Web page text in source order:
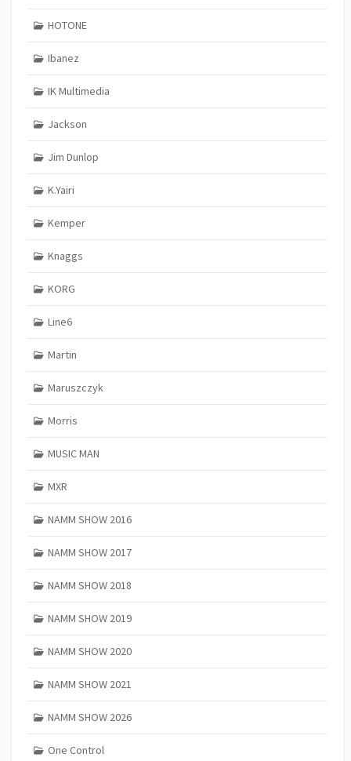
HOTONE
Ibanez
IK Multimedia
Jackson
Jim Dunlop
K.Yairi
Kemper
Knaggs
KORG
Line6
Martin
Maruszczyk
Morris
MUSIC MAN
MXR
NAMM SHOW 2016
NAMM SHOW 2017
NAMM SHOW 2018
NAMM SHOW 2019
NAMM SHOW 2020
NAMM SHOW 2021
NAMM SHOW 2026
One Control